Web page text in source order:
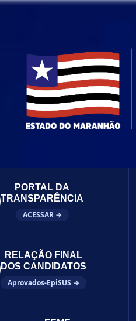
PORTAL DA
TRANSPARÊNCIA
ACESSAR →
RELAÇÃO FINAL
DOS CANDIDATOS
Aprovados-EpiSUS →